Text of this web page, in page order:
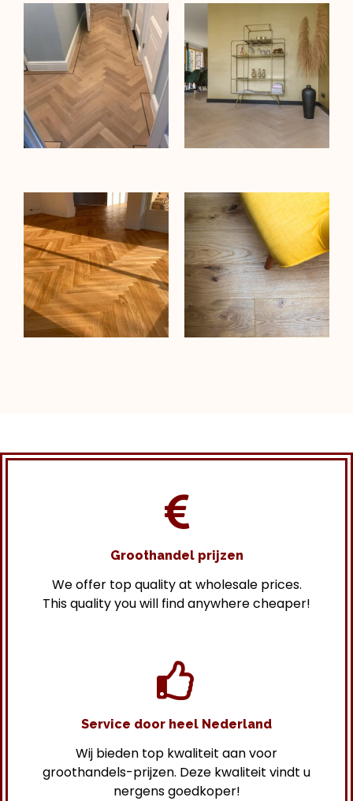
Groothandel prijzen
We offer top quality at wholesale prices.
This quality you will find anywhere cheaper!
Service door heel Nederland
Wij bieden top kwaliteit aan voor
groothandels-prijzen. Deze kwaliteit vindt u
nergens goedkoper!